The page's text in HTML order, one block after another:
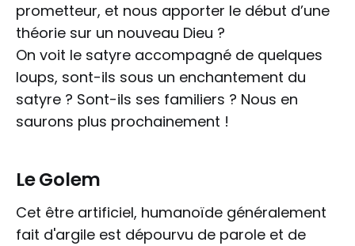
prometteur, et nous apporter le début d’une
théorie sur un nouveau Dieu ?
On voit le satyre accompagné de quelques
loups, sont-ils sous un enchantement du
satyre ? Sont-ils ses familiers ? Nous en
saurons plus prochainement !
Le Golem
Cet être artificiel, humanoïde généralement
fait d'argile est dépourvu de parole et de